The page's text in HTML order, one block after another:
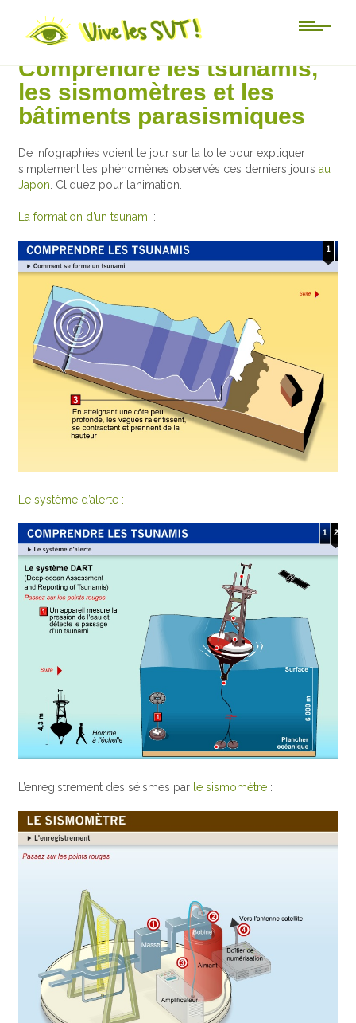
Au jour le jour
Comprendre les tsunamis,
les sismomètres et les
bâtiments parasismiques
De infographies voient le jour sur la toile pour expliquer
simplement les phénomènes observés ces derniers joursau
Japon . Cliquez pour l’animation.
La formation d’un tsunami :
Le système d’alerte :
L’enregistrement des séismes par le sismomètre :